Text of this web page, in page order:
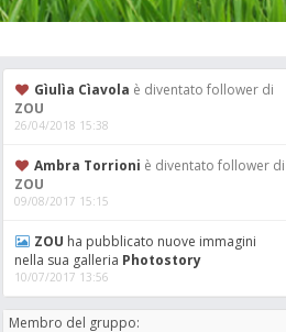
Gìulìa Cìavola è diventato follower di
ZOU
26/04/2018 15:38
Ambra Torrioni è diventato follower di
ZOU
09/08/2017 15:15
ZOU ha pubblicato nuove immagini
nella sua galleria Photostory
10/07/2017 13:56
Membro del gruppo: